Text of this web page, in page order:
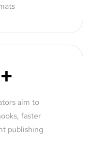
aim to
faster
publishing